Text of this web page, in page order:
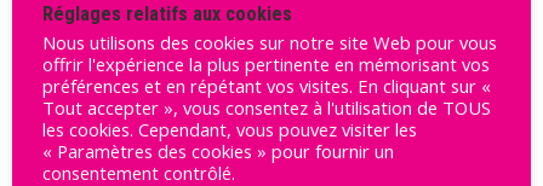
Rechercher
Rechercher
Réglages relatifs aux cookies
Nous utilisons des cookies sur notre site Web pour vous
offrir l'expérience la plus pertinente en mémorisant vos
préférences et en répétant vos visites. En cliquant sur «
Tout accepter », vous consentez à l'utilisation de TOUS
les cookies. Cependant, vous pouvez visiter les
« Paramètres des cookies » pour fournir un
consentement contrôlé.